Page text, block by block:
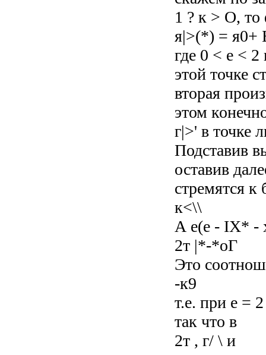
1 ? к > О, то
я|>(*) = я0+
где 0 < е < 2
этой точке
вторая
этом
г|>' в точке
Подставив
оставив
стремятся к
к<\\
А е(е - IX* -
2т |*-*оГ
Это
-к9
т.е. при е =
так что в
2т , г/ \ и